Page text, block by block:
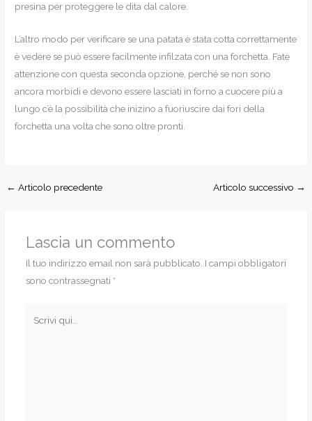
presina per proteggere le dita dal calore.
L’altro modo per verificare se una patata è stata cotta correttamente
è vedere se può essere facilmente infilzata con una forchetta. Fate
attenzione con questa seconda opzione, perché se non sono
ancora morbidi e devono essere lasciati in forno a cuocere più a
lungo c’è la possibilità che inizino a fuoriuscire dai fori della
forchetta una volta che sono oltre pronti.
← Articolo precedente Articolo successivo →
Lascia un commento
Il tuo indirizzo email non sarà pubblicato. I campi obbligatori
sono contrassegnati *